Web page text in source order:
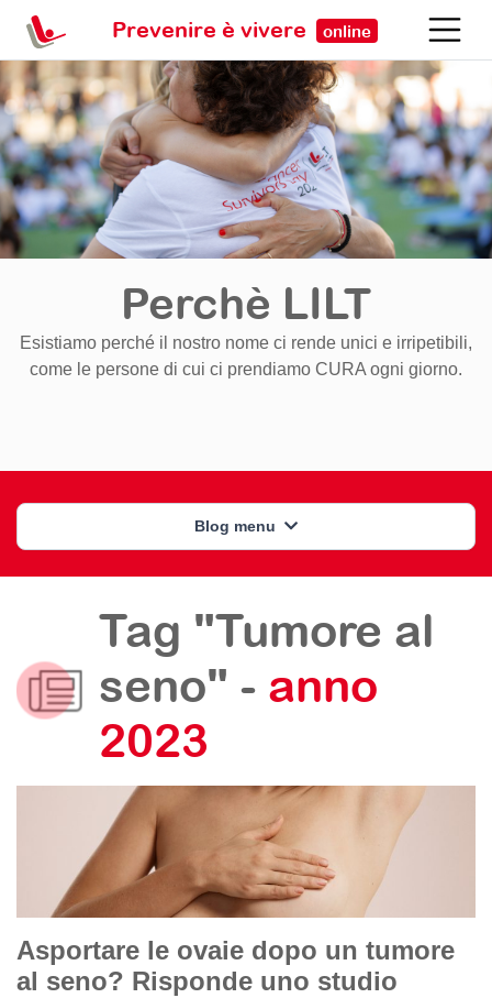
Prevenire è vivere online
Perchè LILT
Esistiamo perché il nostro nome ci rende unici e irripetibili,
come le persone di cui ci prendiamo CURA ogni giorno.
Blog menu
Tag "Tumore al
seno" - anno
2023
Asportare le ovaie dopo un tumore
al seno? Risponde uno studio